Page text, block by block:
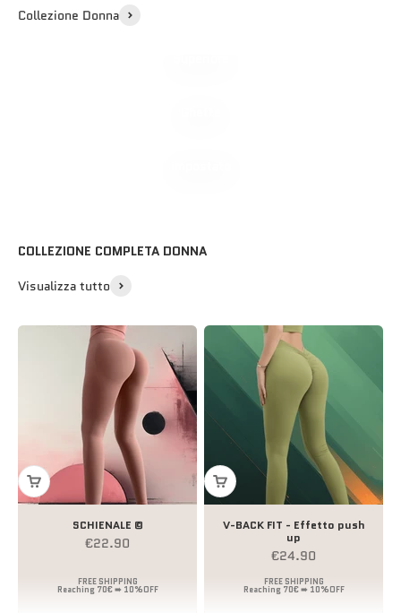
Collezione Donna
COLLEZIONE COMPLETA DONNA
Visualizza tutto
SCHIENALE ©
Prezzo scontato
€22.90
V-BACK FIT - Effetto push
up
Prezzo scontato
€24.90